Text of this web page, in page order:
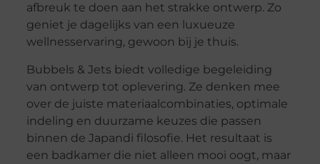
afbreuk te doen aan het strakke ontwerp. Zo
geniet je dagelijks van een luxueuze
wellnesservaring, gewoon bij je thuis.
Bubbels & Jets biedt volledige begeleiding
van ontwerp tot oplevering. Ze denken mee
over de juiste materiaalcombinaties, optimale
indeling en duurzame keuzes die passen
binnen de Japandi filosofie. Het resultaat is
een badkamer die niet alleen mooi oogt, maar